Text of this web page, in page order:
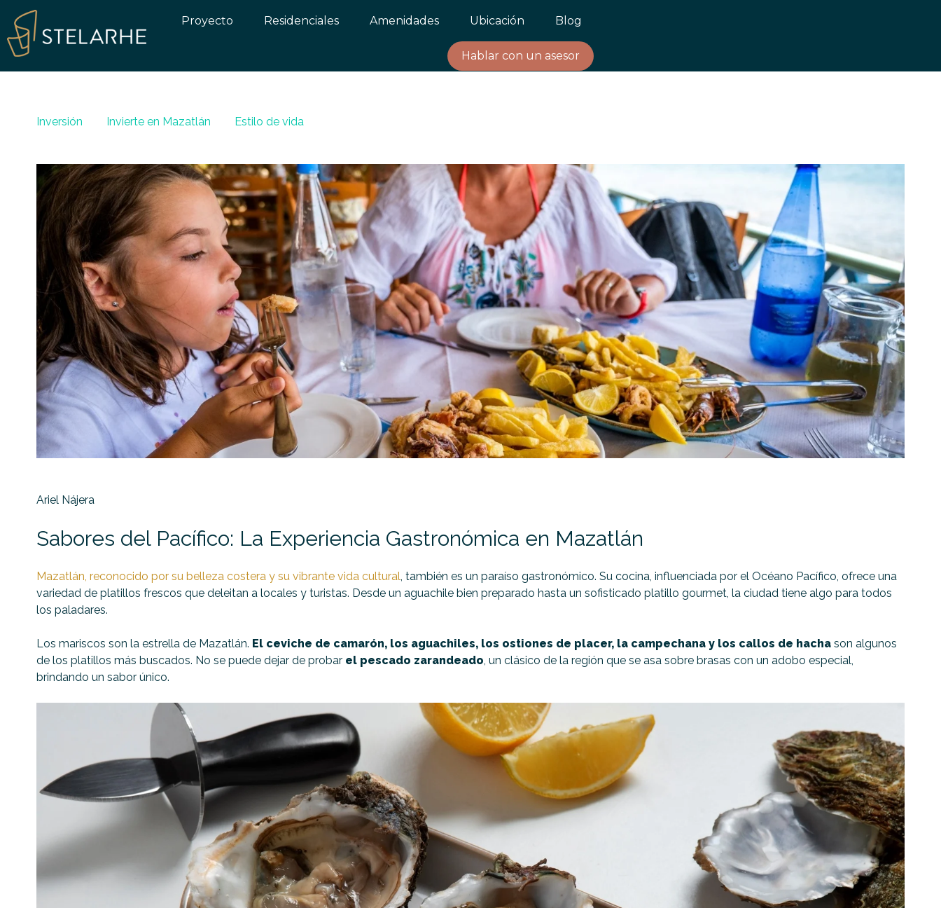
Proyecto Residenciales Amenidades Ubicación Blog
Hablar con un asesor
Inversión Invierte en Mazatlán Estilo de vida
Ariel Nájera
Sabores del Pacífico: La Experiencia Gastronómica en Mazatlán
Mazatlán, reconocido por su belleza costera y su vibrante vida cultural, también es un paraíso gastronómico. Su cocina, influenciada por el Océano Pacífico, ofrece una
variedad de platillos frescos que deleitan a locales y turistas. Desde un aguachile bien preparado hasta un sofisticado platillo gourmet, la ciudad tiene algo para todos
los paladares.
Los mariscos son la estrella de Mazatlán. El ceviche de camarón, los aguachiles, los ostiones de placer, la campechana y los callos de hacha son algunos
de los platillos más buscados. No se puede dejar de probar el pescado zarandeado, un clásico de la región que se asa sobre brasas con un adobo especial,
brindando un sabor único.